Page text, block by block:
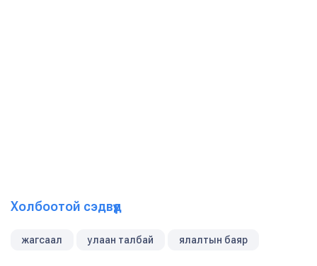
Холбоотой сэдвүүд
жагсаал улаан талбай ялалтын баяр